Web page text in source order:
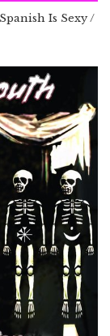
Is Sexy /